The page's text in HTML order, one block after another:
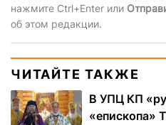
нажмите Ctrl+Enter или
об этом редакции.
ЧИТАЙТЕ ТАКЖЕ
В УПЦ КП
«епископа»